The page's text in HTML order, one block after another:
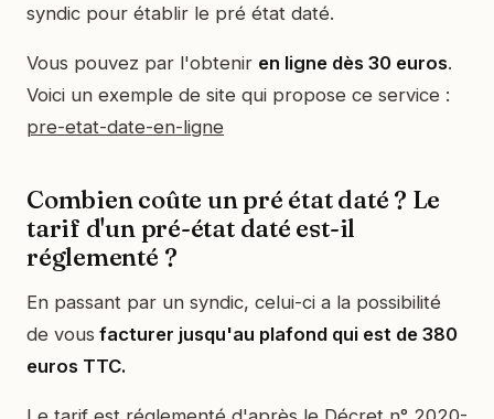
syndic pour établir le pré état daté.
Vous pouvez par l'obtenir en ligne dès 30 euros.
Voici un exemple de site qui propose ce service :
pre-etat-date-en-ligne
Combien coûte un pré état daté ? Le
tarif d'un pré-état daté est-il
réglementé ?
En passant par un syndic, celui-ci a la possibilité
de vous facturer jusqu'au plafond qui est de 380
euros TTC.